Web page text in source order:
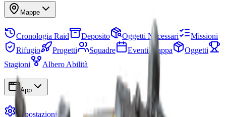
Mappe
Cronologia Raid Deposito Oggetti Necessari
Missioni
Rifugio
Progetti Squadre Eventi Mappa
Oggetti
Stagioni
Albero Abilità
App
Impostazioni